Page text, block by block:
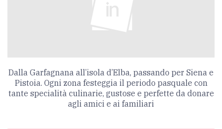
Dalla Garfagnana all’isola d’Elba, passando per Siena e
Pistoia. Ogni zona festeggia il periodo pasquale con
tante specialità culinarie, gustose e perfette da donare
agli amici e ai familiari